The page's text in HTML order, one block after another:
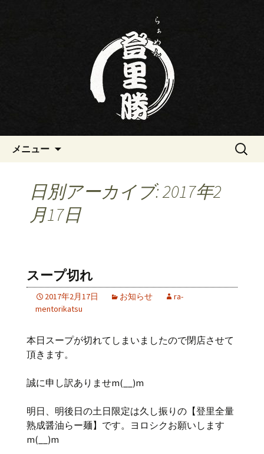
三重・桑名の寿司・ラーメン屋
らぁめん登里勝(とりかつ)のブ
ん登里勝(とりかつ)のブログです
メニュー
検
日別アーカイブ: 2017年2
月17日
スープ切れ
2017年2月17日 お知らせ
ra-
mentorikatsu
本日スープが切れてしまいましたので閉店させて
頂きます。
誠に申し訳ありませm(__)m
明日、明後日の土日限定は久し振りの【登里全量
熟成醤油らー麺】です。ヨロシクお願いします
m(__)m